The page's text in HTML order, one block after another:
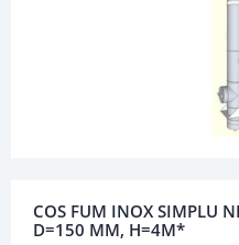
COS FUM INOX SIMPLU
D=150 MM, H=4M*